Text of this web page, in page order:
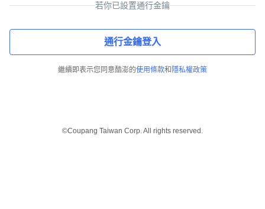
若你已設置通行金鑰
通行金鑰登入
繼續即表示您同意酷澎的使用條款和 隱私權政策
©Coupang Taiwan Corp. All rights reserved.